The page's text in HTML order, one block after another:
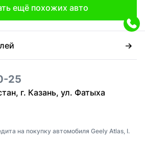
ещё похожих авто
25
г. Казань, ул. Фатыха
на покупку автомобиля Geely Atlas, I.